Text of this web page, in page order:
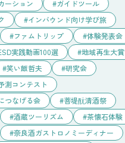
ーション
ガイドツール
インバウンド向け学び旅
ファムトリップ
体験発表会
実践動画100選
地域再生大賞
笑い飯哲夫
研究会
測コンテスト
つなげる会
菩堤酛清酒祭
酒蔵ツーリズム
茶懐石体験
奈良酒ガストロノミーディナー